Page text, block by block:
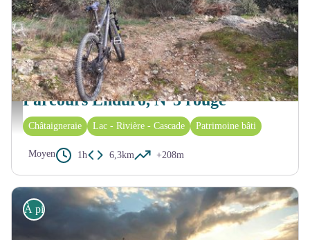
Descente d'une calade depuis Chambelasse - Florian_ASV
JAUJAC
Parcours Enduro, N°3 rouge
Châtaigneraie Lac - Rivière - Cascade Patrimoine bâti
Moyen 1h 6,3km +208m
À pied